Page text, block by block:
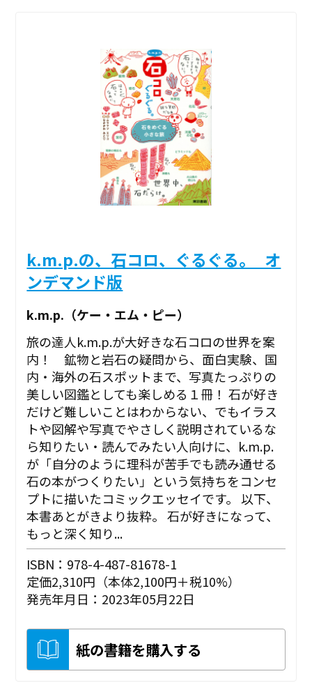
k.m.p.の、石コロ、ぐるぐる。_オ
ンデマンド版
k.m.p.（ケー・エム・ピー）
旅の達人k.m.p.が大好きな石コロの世界を案
内！ 鉱物と岩石の疑問から、面白実験、国
内・海外の石スポットまで、写真たっぷりの
美しい図鑑としても楽しめる１冊！ 石が好き
だけど難しいことはわからない、でもイラス
トや図解や写真でやさしく説明されているな
ら知りたい・読んでみたい人向けに、k.m.p.
が「自分のように理科が苦手でも読み通せる
石の本がつくりたい」という気持ちをコンセ
プトに描いたコミックエッセイです。 以下、
本書あとがきより抜粋。 石が好きになって、
もっと深く知り...
ISBN：978-4-487-81678-1
定価2,310円（本体2,100円＋税10%）
発売年月日：2023年05月22日
紙の書籍を購入する